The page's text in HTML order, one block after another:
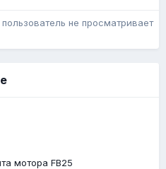
не просматривает
мотора FB25